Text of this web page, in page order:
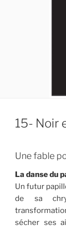
15- Noir
Une fable
La danse du
Un futur
de sa
sécher ses